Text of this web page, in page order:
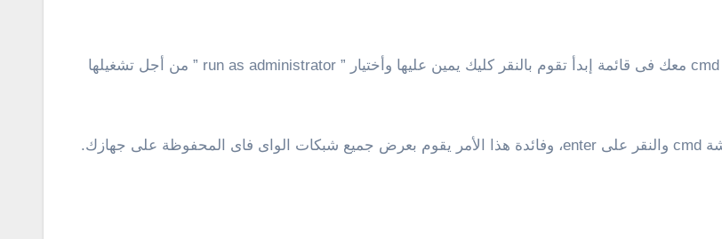
1 : من قائمة إبدأ تقوم بالبحث عن cmd ومن ثم بمجر ظهور أيقونة cmd معك فى قائمة إبدأ تقوم بالنقر كليك يمين عليها وأختيار ” run as administrator ” من أجل تشغيلها